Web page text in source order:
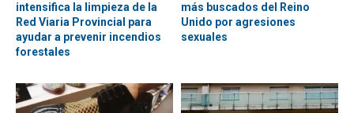
intensifica la limpieza de la
Red Viaria Provincial para
ayudar a prevenir incendios
forestales
más buscados del Reino
Unido por agresiones
sexuales